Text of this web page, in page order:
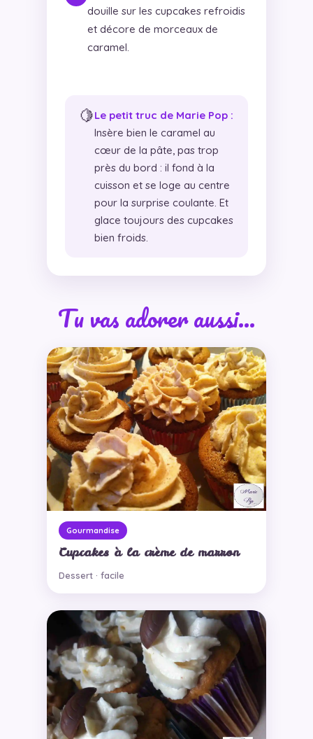
douille sur les cupcakes refroidis
et décore de morceaux de
caramel.
🍋Le petit truc de Marie Pop :
Insère bien le caramel au
cœur de la pâte, pas trop
près du bord : il fond à la
cuisson et se loge au centre
pour la surprise coulante. Et
glace toujours des cupcakes
bien froids.
Tu vas adorer aussi…
Gourmandise
Cupcakes à la crème de marron
Dessert · facile